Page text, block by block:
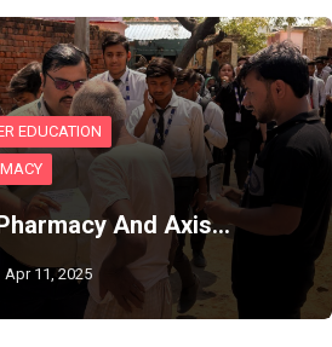
EDUCATION
And Axis…
Apr 11, 2025